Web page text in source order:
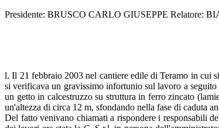
Presidente: BRUSCO CARLO GIUSEPPE Relatore:
l. Il 21 febbraio 2003 nel cantiere edile di Teramo in cui
si verificava un gravissimo infortunio sul lavoro a
un getto in calcestruzzo su struttura in ferro zincato
un'altezza di circa 12 m, sfondando nella fase di caduta
Del fatto venivano chiamati a rispondere i responsabili